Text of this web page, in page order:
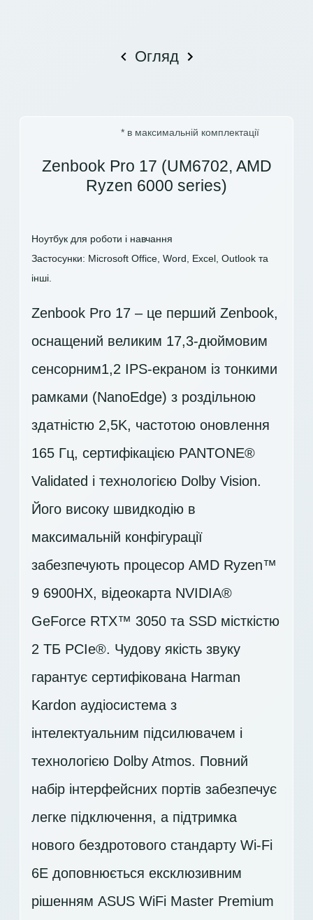
Огляд
* в максимальній комплектації
Zenbook Pro 17 (UM6702, AMD
Ryzen 6000 series)
Ноутбук для роботи і навчання
Застосунки: Microsoft Office, Word, Excel, Outlook та
інші.
Zenbook Pro 17 – це перший Zenbook,
оснащений великим 17,3-дюймовим
сенсорним1,2 IPS-екраном із тонкими
рамками (NanoEdge) з роздільною
здатністю 2,5K, частотою оновлення
165 Гц, сертифікацією PANTONE®
Validated і технологією Dolby Vision.
Його високу швидкодію в
максимальній конфігурації
забезпечують процесор AMD Ryzen™
9 6900HX, відеокарта NVIDIA®
GeForce RTX™ 3050 та SSD місткістю
2 ТБ PCIe®. Чудову якість звуку
гарантує сертифікована Harman
Kardon аудіосистема з
інтелектуальним підсилювачем і
технологією Dolby Atmos. Повний
набір інтерфейсних портів забезпечує
легке підключення, а підтримка
нового бездротового стандарту Wi-Fi
6E доповнюється ексклюзивним
рішенням ASUS WiFi Master Premium